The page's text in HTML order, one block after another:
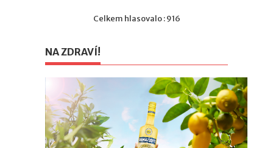
Celkem hlasovalo : 916
NA ZDRAVÍ!